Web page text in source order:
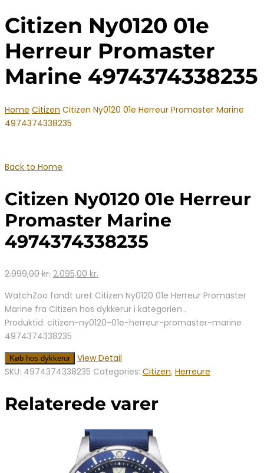
Citizen Ny0120 01e
Herreur Promaster
Marine 4974374338235
Home Citizen Citizen Ny0120 01e Herreur Promaster Marine
4974374338235
Back to Home
Citizen Ny0120 01e Herreur
Promaster Marine
4974374338235
2.999,00kr. Den
pris
var:
2.999,00 kr..
2.095,00 kr.
pris
er:
2.095,00 kr..
WatchZoo fandt uret Citizen Ny0120 01e Herreur Promaster
Marine fra Citizen hos dykkerur i kategorien .
Produktid: citizen-ny0120-01e-herreur-promaster-marine
4974374338235
Køb hos dykkerur
View Detail
SKU: 4974374338235 Categories: Citizen, Herreure
Relaterede varer